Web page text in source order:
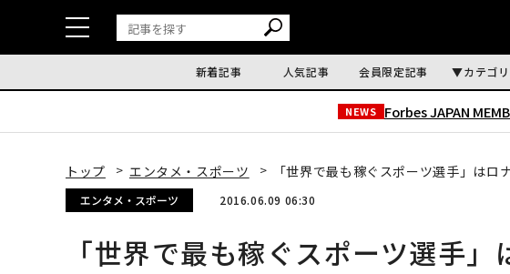
新着記事 人気記事 会員限定記事 カテゴリ
NEWS Forbes JAPAN
トップ エンタメ・スポーツ 「世界で最も稼ぐスポーツ選手」は
エンタメ・スポーツ 2016.06.09 06:30
「世界で最も稼ぐスポーツ選手